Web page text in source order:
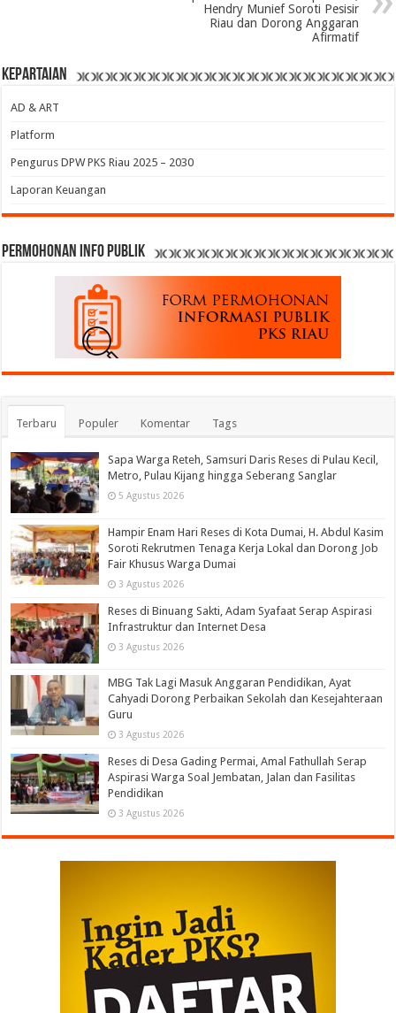
Hendry Munief Soroti Pesisir
Riau dan Dorong Anggaran
Afirmatif
Kepartaian
AD & ART
Platform
Pengurus DPW PKS Riau 2025 – 2030
Laporan Keuangan
permohonan Info Publik
Terbaru Populer Komentar Tags
Sapa Warga Reteh, Samsuri Daris Reses di Pulau Kecil,
Metro, Pulau Kijang hingga Seberang Sanglar
5 Agustus 2026
Hampir Enam Hari Reses di Kota Dumai, H. Abdul Kasim
Soroti Rekrutmen Tenaga Kerja Lokal dan Dorong Job
Fair Khusus Warga Dumai
3 Agustus 2026
Reses di Binuang Sakti, Adam Syafaat Serap Aspirasi
Infrastruktur dan Internet Desa
3 Agustus 2026
MBG Tak Lagi Masuk Anggaran Pendidikan, Ayat
Cahyadi Dorong Perbaikan Sekolah dan Kesejahteraan
Guru
3 Agustus 2026
Reses di Desa Gading Permai, Amal Fathullah Serap
Aspirasi Warga Soal Jembatan, Jalan dan Fasilitas
Pendidikan
3 Agustus 2026